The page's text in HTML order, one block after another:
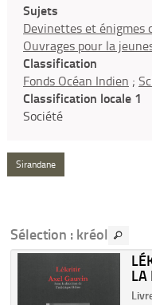
Sujets
Devinettes et énigmes
Ouvrages pour la
Classification
Fonds Océan Indien ;
Classification locale 1
Société
Sirandane
Sélection : kréol
LA